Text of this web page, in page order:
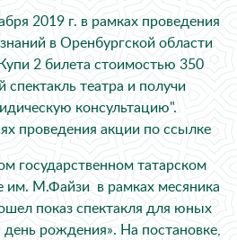
2019 г. в рамках проведения
в Оренбургской области
2 билета стоимостью 350
спектакль театра и получи
консультацию".
проведения акции по ссылке
государственном татарском
им. М.Файзи в рамках месяника
показ спектакля для юных
рождения». На постановке,